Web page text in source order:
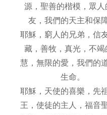
源，聖善的楷模，眾人
友，我們的天主和保障
耶穌，窮人的兄弟，信
藏，善牧，真光，不竭
慧，無限的愛，我們的
生命。
耶穌，天使的喜樂，先
王，使徒的主人，福音